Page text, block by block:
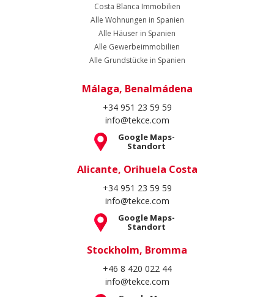
Costa Blanca Immobilien
Alle Wohnungen in Spanien
Alle Häuser in Spanien
Alle Gewerbeimmobilien
Alle Grundstücke in Spanien
Málaga, Benalmádena
+34 951 23 59 59
info@tekce.com
Google Maps-
Standort
Alicante, Orihuela Costa
+34 951 23 59 59
info@tekce.com
Google Maps-
Standort
Stockholm, Bromma
+46 8 420 022 44
info@tekce.com